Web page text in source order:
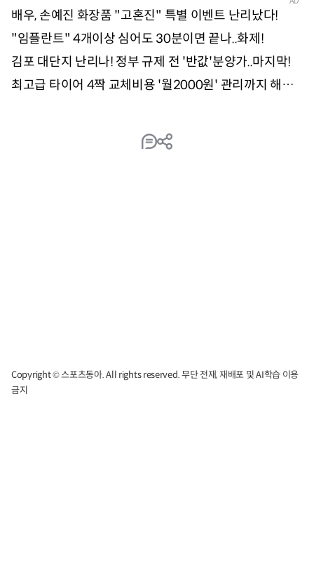
Copyright © 스포츠동아. All rights reserved. 무단 전재, 재배포 및 AI학습 이용
금지